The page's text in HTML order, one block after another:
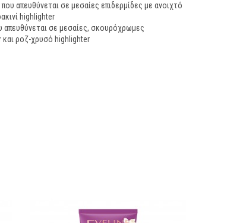
απευθύνεται σε μεσαίες επιδερμίδες με ανοιχτό
highlighter
απευθύνεται σε μεσαίες, σκουρόχρωμες
και ροζ-χρυσό highlighter